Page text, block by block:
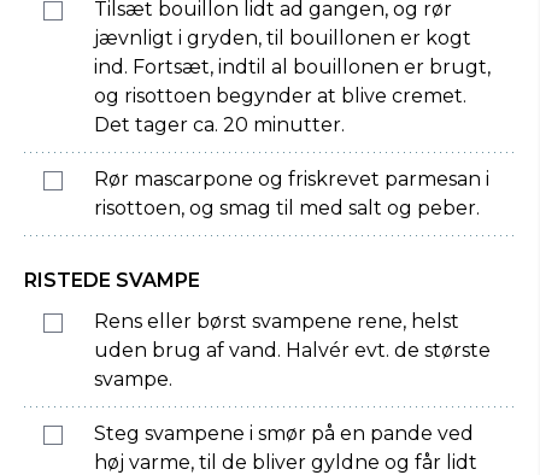
Tilsæt bouillon lidt ad gangen, og rør
jævnligt i gryden, til bouillonen er kogt
ind. Fortsæt, indtil al bouillonen er brugt,
og risottoen begynder at blive cremet.
Det tager ca. 20 minutter.
Rør mascarpone og friskrevet parmesan i
risottoen, og smag til med salt og peber.
RISTEDE SVAMPE
Rens eller børst svampene rene, helst
uden brug af vand. Halvér evt. de største
svampe.
Steg svampene i smør på en pande ved
høj varme, til de bliver gyldne og får lidt